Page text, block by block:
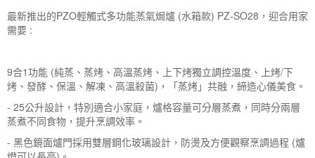
最新推出的PZO輕觸式多功能蒸氣焗爐 (水箱款) PZ-SO28，迎合用家
需要 :
9合1功能 (純蒸、蒸烤、高溫蒸烤、上下烤獨立調控溫度、上烤/下
烤、發酵、保溫、解凍、高溫殺菌)，「蒸烤」共融，締造心儀美食。
- 25公升設計，特別適合小家庭，爐格容量可分層蒸煮，同時分兩層
蒸煮不同食物，提升烹調效率。
- 黑色鏡面爐門採用雙層鋼化玻璃設計，防燙及方便觀察烹調過程 (爐